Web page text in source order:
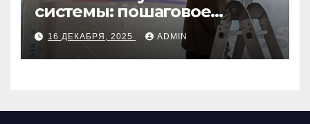
системы: пошаговое
руководство
16 ДЕКАБРЯ, 2025 ADMIN